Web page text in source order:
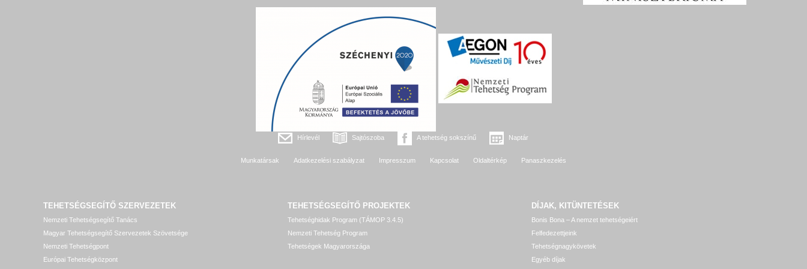
Hírlevél Sajtószoba A tehetség sokszínű Naptár
Munkatársak Adatkezelési szabályzat Impresszum Kapcsolat Oldaltérkép Panaszkezelés
TEHETSÉGSEGÍTŐ SZERVEZETEK
Nemzeti Tehetségsegítő Tanács
Magyar Tehetségsegítő Szervezetek Szövetsége
Nemzeti Tehetségpont
Európai Tehetségközpont
TEHETSÉGSEGÍTŐ PROJEKTEK
Tehetséghidak Program (TÁMOP 3.4.5)
Nemzeti Tehetség Program
Tehetségek Magyarországa
DÍJAK, KITÜNTETÉSEK
Bonis Bona – A nemzet tehetségeiért
Felfedezettjeink
Tehetségnagykövetek
Egyéb díjak